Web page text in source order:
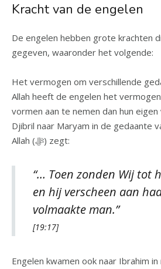
Kracht van de engelen
De engelen hebben grote krachten
gegeven, waaronder het volgende:
Het vermogen om verschillende
Allah heeft de engelen het
vormen aan te nemen dan hun eigen
Djibril naar Maryam in de gedaante
Allah (ﷻ) zegt:
“… Toen zonden Wij tot
en hij verscheen aan
volmaakte man.”
[19:17]
Engelen kwamen ook naar Ibrahim